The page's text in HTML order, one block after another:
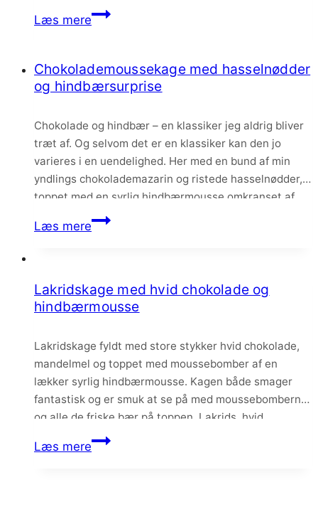
Festlige og ualmindelig lækre. Jeg havde nogle
moussebomber stående i fryseren, lidt cookiedej i
Læs mereKaramelkager
og
lakrids
Chokolademoussekage med hasselnødder
og hindbærsurprise
Chokolade og hindbær – en klassiker jeg aldrig bliver
træt af. Og selvom det er en klassiker kan den jo
varieres i en uendelighed. Her med en bund af min
yndlings chokolademazarin og ristede hasselnødder,
toppet med en syrlig hindbærmousse omkranset af
fløjlsblød mælkechokolademousse. Jeg kan ikke få
nok. Tre af mine yndlingsingredienser forenet i…
Læs mereChokolademoussekage
hindbærsurprise
Lakridskage med hvid chokolade og
hindbærmousse
Lakridskage fyldt med store stykker hvid chokolade,
mandelmel og toppet med moussebomber af en
lækker syrlig hindbærmousse. Kagen både smager
fantastisk og er smuk at se på med moussebomberne
og alle de friske bær på toppen. Lakrids, hvid
chokolade og hindbær er altid en sikker vinder, og en
kombination jeg aldrig bliver træt af.
Læs mereLakridskage